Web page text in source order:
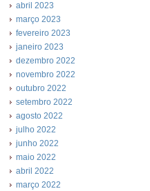
abril 2023
março 2023
fevereiro 2023
janeiro 2023
dezembro 2022
novembro 2022
outubro 2022
setembro 2022
agosto 2022
julho 2022
junho 2022
maio 2022
abril 2022
março 2022